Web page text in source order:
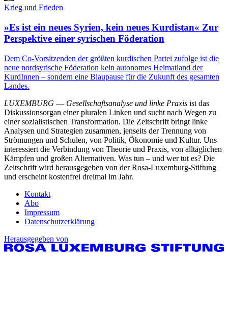
Krieg und Frieden
»Es ist ein neues Syrien, kein neues Kurdistan« Zur
Perspektive einer syrischen Föderation
Dem Co-Vorsitzenden der größten kurdischen Partei zufolge ist die
neue nordsyrische Föderation kein autonomes Heimatland der
KurdInnen – sondern eine Blaupause für die Zukunft des gesamten
Landes.
LUXEMBURG — Gesellschaftsanalyse und linke Praxis ist das
Diskussionsorgan einer pluralen Linken und sucht nach Wegen zu
einer sozialistischen Transformation. Die Zeitschrift bringt linke
Analysen und Strategien zusammen, jenseits der Trennung von
Strömungen und Schulen, von Politik, Ökonomie und Kultur. Uns
interessiert die Verbindung von Theorie und Praxis, von alltäglichen
Kämpfen und großen Alternativen. Was tun – und wer tut es? Die
Zeitschrift wird herausgegeben von der Rosa-Luxemburg-Stiftung
und erscheint kostenfrei dreimal im Jahr.
Kontakt
Abo
Impressum
Datenschutzerklärung
Herausgegeben von